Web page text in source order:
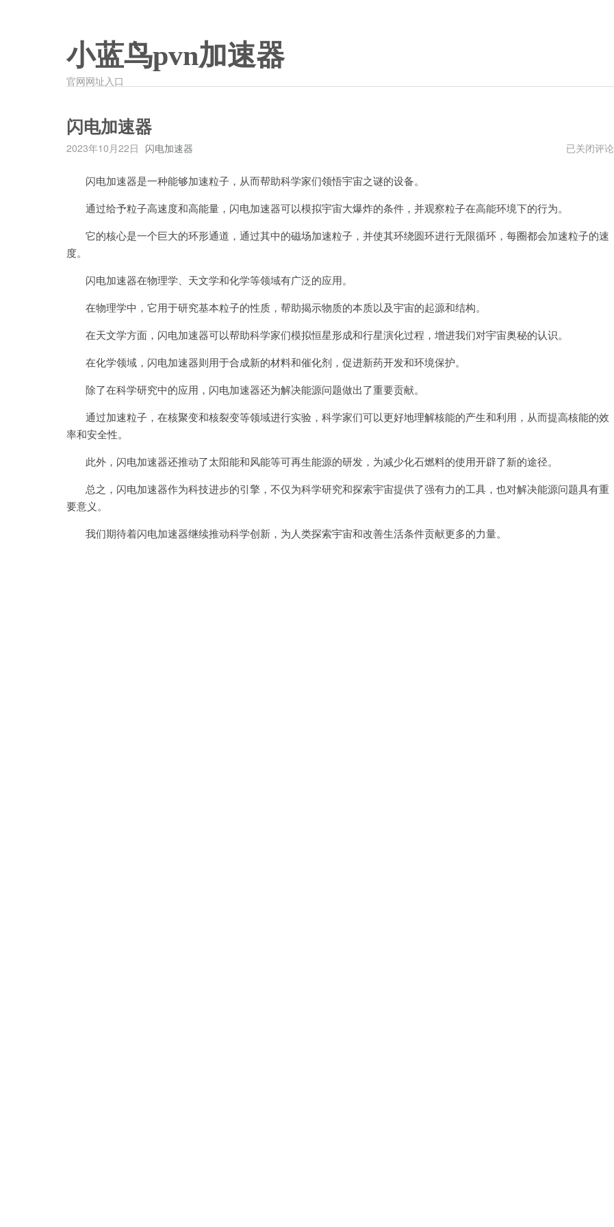
小蓝鸟pvn加速器
官网网址入口
闪电加速器
2023年10月22日 闪电加速器
闪
已关闭评论
闪电加速器是一种能够加速粒子，从而帮助科学家们领悟宇宙之谜的设备。
通过给予粒子高速度和高能量，闪电加速器可以模拟宇宙大爆炸的条件，并观察粒子在高能环境下的行为。
它的核心是一个巨大的环形通道，通过其中的磁场加速粒子，并使其环绕圆环进行无限循环，每圈都会加速粒子的速
度。
闪电加速器在物理学、天文学和化学等领域有广泛的应用。
在物理学中，它用于研究基本粒子的性质，帮助揭示物质的本质以及宇宙的起源和结构。
在天文学方面，闪电加速器可以帮助科学家们模拟恒星形成和行星演化过程，增进我们对宇宙奥秘的认识。
在化学领域，闪电加速器则用于合成新的材料和催化剂，促进新药开发和环境保护。
除了在科学研究中的应用，闪电加速器还为解决能源问题做出了重要贡献。
通过加速粒子，在核聚变和核裂变等领域进行实验，科学家们可以更好地理解核能的产生和利用，从而提高核能的效
率和安全性。
此外，闪电加速器还推动了太阳能和风能等可再生能源的研发，为减少化石燃料的使用开辟了新的途径。
总之，闪电加速器作为科技进步的引擎，不仅为科学研究和探索宇宙提供了强有力的工具，也对解决能源问题具有重
要意义。
我们期待着闪电加速器继续推动科学创新，为人类探索宇宙和改善生活条件贡献更多的力量。